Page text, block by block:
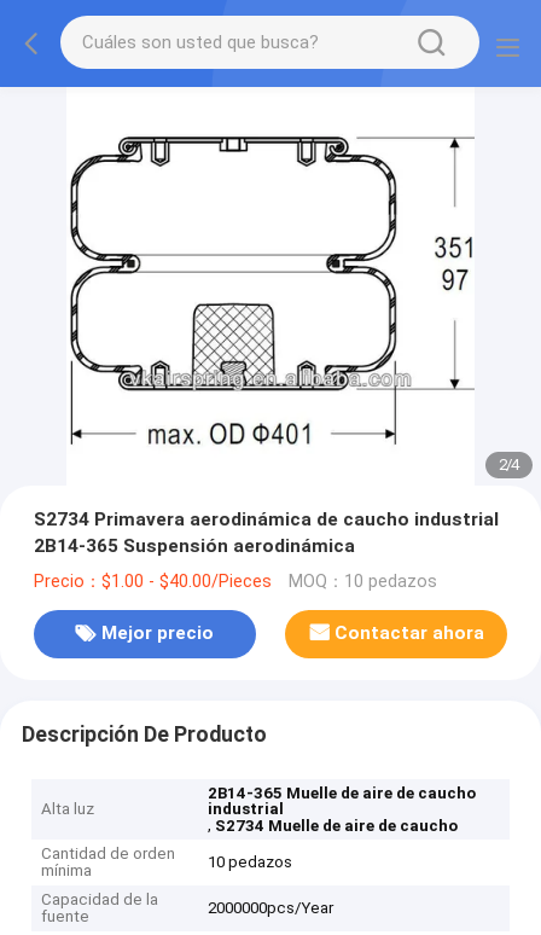
2/4
S2734 Primavera aerodinámica de caucho industrial
2B14-365 Suspensión aerodinámica
Precio：$1.00 - $40.00/Pieces MOQ：10 pedazos
Mejor precio Contactar ahora
Descripción De Producto
Alta luz
2B14-365 Muelle de aire de caucho
industrial
, S2734 Muelle de aire de caucho
Cantidad de orden
mínima
10 pedazos
Capacidad de la
fuente
2000000pcs/Year